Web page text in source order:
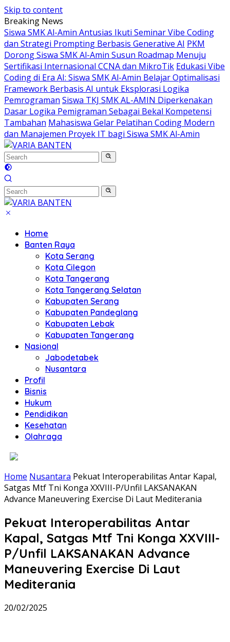
Skip to content
Breaking News
Siswa SMK Al-Amin Antusias Ikuti Seminar Vibe Coding
dan Strategi Prompting Berbasis Generative AI PKM
Dorong Siswa SMK Al-Amin Susun Roadmap Menuju
Sertifikasi Internasional CCNA dan MikroTik Edukasi Vibe
Coding di Era AI: Siswa SMK Al-Amin Belajar Optimalisasi
Framework Berbasis AI untuk Eksplorasi Logika
Pemrograman Siswa TKJ SMK AL-AMIN Diperkenakan
Dasar Logika Pemigraman Sebagai Bekal Kompetensi
Tambahan Mahasiswa Gelar Pelatihan Coding Modern
dan Manajemen Proyek IT bagi Siswa SMK Al-Amin
Home
Banten Raya
Kota Serang
Kota Cilegon
Kota Tangerang
Kota Tangerang Selatan
Kabupaten Serang
Kabupaten Pandeglang
Kabupaten Lebak
Kabupaten Tangerang
Nasional
Jabodetabek
Nusantara
Profil
Bisnis
Hukum
Pendidikan
Kesehatan
Olahraga
Home Nusantara Pekuat Interoperabilitas Antar Kapal,
Satgas Mtf Tni Konga XXVIII-P/Unfil LAKSANAKAN
Advance Maneuvering Exercise Di Laut Mediterania
Pekuat Interoperabilitas Antar
Kapal, Satgas Mtf Tni Konga XXVIII-
P/Unfil LAKSANAKAN Advance
Maneuvering Exercise Di Laut
Mediterania
20/02/2025